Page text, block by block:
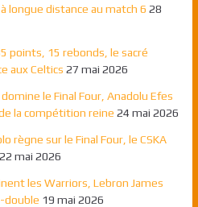
longue distance au match 6 28
points, 15 rebonds, le sacré
aux Celtics 27 mai 2026
le Final Four, Anadolu Efes
la compétition reine 24 mai 2026
règne sur le Final Four, le CSKA
22 mai 2026
les Warriors, Lebron James
double 19 mai 2026